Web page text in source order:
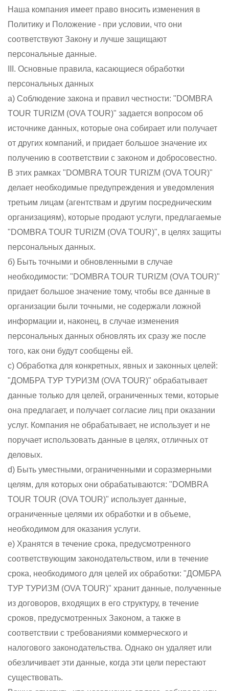
Наша компания имеет право вносить изменения в
Политику и Положение - при условии, что они
соответствуют Закону и лучше защищают
персональные данные.
III. Основные правила, касающиеся обработки
персональных данных
a) Соблюдение закона и правил честности: "DOMBRA
TOUR TURIZM (OVA TOUR)" задается вопросом об
источнике данных, которые она собирает или получает
от других компаний, и придает большое значение их
получению в соответствии с законом и добросовестно.
В этих рамках "DOMBRA TOUR TURIZM (OVA TOUR)"
делает необходимые предупреждения и уведомления
третьим лицам (агентствам и другим посредническим
организациям), которые продают услуги, предлагаемые
"DOMBRA TOUR TURIZM (OVA TOUR)", в целях защиты
персональных данных.
б) Быть точными и обновленными в случае
необходимости: "DOMBRA TOUR TURIZM (OVA TOUR)"
придает большое значение тому, чтобы все данные в
организации были точными, не содержали ложной
информации и, наконец, в случае изменения
персональных данных обновлять их сразу же после
того, как они будут сообщены ей.
c) Обработка для конкретных, явных и законных целей:
"ДОМБРА ТУР ТУРИЗМ (OVA TOUR)" обрабатывает
данные только для целей, ограниченных теми, которые
она предлагает, и получает согласие лиц при оказании
услуг. Компания не обрабатывает, не использует и не
поручает использовать данные в целях, отличных от
деловых.
d) Быть уместными, ограниченными и соразмерными
целям, для которых они обрабатываются: "DOMBRA
TOUR TOUR (OVA TOUR)" использует данные,
ограниченные целями их обработки и в объеме,
необходимом для оказания услуги.
e) Хранятся в течение срока, предусмотренного
соответствующим законодательством, или в течение
срока, необходимого для целей их обработки: "ДОМБРА
ТУР ТУРИЗМ (OVA TOUR)" хранит данные, полученные
из договоров, входящих в его структуру, в течение
сроков, предусмотренных Законом, а также в
соответствии с требованиями коммерческого и
налогового законодательства. Однако он удаляет или
обезличивает эти данные, когда эти цели перестают
существовать.